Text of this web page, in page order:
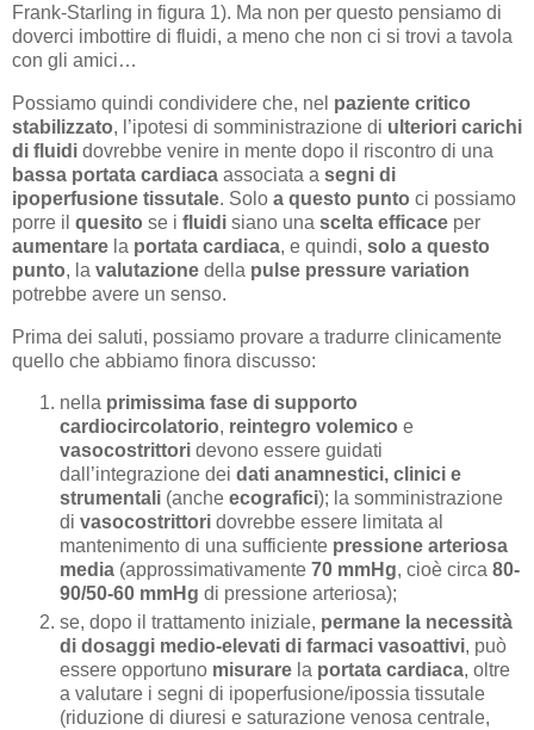
Frank-Starling in figura 1). Ma non per questo pensiamo di
doverci imbottire di fluidi, a meno che non ci si trovi a tavola
con gli amici…
Possiamo quindi condividere che, nel paziente critico
stabilizzato, l’ipotesi di somministrazione di ulteriori carichi
di fluidi dovrebbe venire in mente dopo il riscontro di una
bassa portata cardiaca associata a segni di
ipoperfusione tissutale. Solo a questo punto ci possiamo
porre il quesito se i fluidi siano una scelta efficace per
aumentare la portata cardiaca, e quindi, solo a questo
punto, la valutazione della pulse pressure variation
potrebbe avere un senso.
Prima dei saluti, possiamo provare a tradurre clinicamente
quello che abbiamo finora discusso:
nella primissima fase di supporto
cardiocircolatorio, reintegro volemico e
vasocostrittori devono essere guidati
dall’integrazione dei dati anamnestici, clinici e
strumentali (anche ecografici); la somministrazione
di vasocostrittori dovrebbe essere limitata al
mantenimento di una sufficiente pressione arteriosa
media (approssimativamente 70 mmHg, cioè circa 80-
90/50-60 mmHg di pressione arteriosa);
se, dopo il trattamento iniziale, permane la necessità
di dosaggi medio-elevati di farmaci vasoattivi, può
essere opportuno misurare la portata cardiaca, oltre
a valutare i segni di ipoperfusione/ipossia tissutale
(riduzione di diuresi e saturazione venosa centrale,